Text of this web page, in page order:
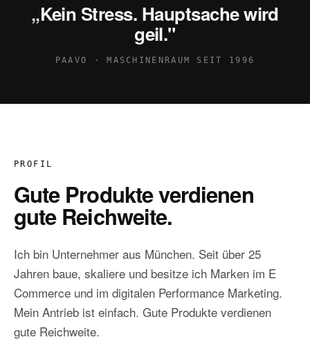
„Kein Stress. Hauptsache wird
geil."
PAAVO · MASCHINENRAUM SEIT 1996
PROFIL
Gute Produkte verdienen
gute Reichweite.
Ich bin Unternehmer aus München. Seit über 25
Jahren baue, skaliere und besitze ich Marken im E
Commerce und im digitalen Performance Marketing.
Mein Antrieb ist einfach. Gute Produkte verdienen
gute Reichweite.